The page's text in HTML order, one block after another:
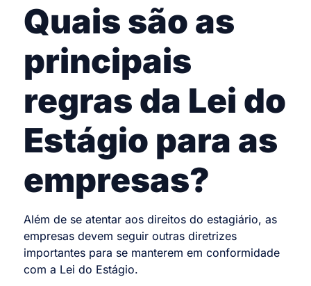
Quais são as
principais
regras da Lei do
Estágio para as
empresas?
Além de se atentar aos direitos do estagiário, as
empresas devem seguir outras diretrizes
importantes para se manterem em conformidade
com a Lei do Estágio.